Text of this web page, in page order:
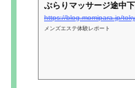
ぶらりマッサージ途中
https://blog.momipara.jp/
メンズエステ体験レポート